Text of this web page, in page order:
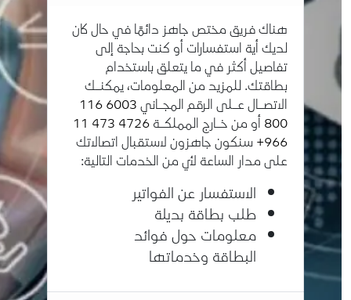
هناك فريق مختص جاهز دائمًا في حال كان
لديك أية استفسارات أو كنت بحاجة إلى
تفاصيل أكثر في ما يتعلق باستخدام
بطاقتك. للمزيد من المعلومات، يمكنـك
الاتصـال عـلى الرقم المجـاني
6003 116
800أو من خـارج المملكـة
4726 473 11
966+ سنكون جاهزون لاستقبال اتصالاتك
على مدار الساعة لأي من الخدمات التالية:
الاستفسار عن الفواتير
طلب بطاقة بديلة
معلومات حول فوائد
البطاقة وخدماتها